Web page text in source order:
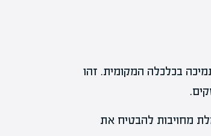
בכלכלה המקומית. זהו
מחויבות להבטיח את